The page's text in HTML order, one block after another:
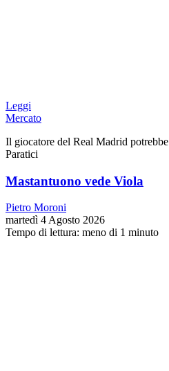
Leggi
Mercato
Il giocatore del Real Madrid
Paratici
Mastantuono vede Viola
Pietro Moroni
martedì 4 Agosto 2026
Tempo di lettura: meno di 1 minuto